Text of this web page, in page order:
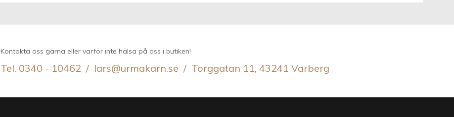
Kontakta oss gärna eller varför inte hälsa på oss i butiken!
Tel. 0340 - 10462 / lars@urmakarn.se / Torggatan 11, 43241 Varberg